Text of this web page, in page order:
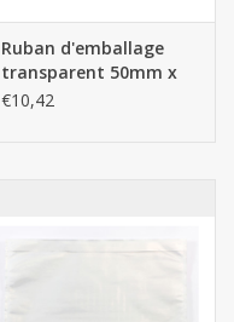
Ruban d'emballage
transparent 50mm x
66m (6 rouleaux)
€10,42